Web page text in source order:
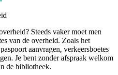
Steeds vaker moet men
van de overheid. Zoals het
aanvragen, verkeersboetes
Je bent zonder afspraak welkom
de bibliotheek.